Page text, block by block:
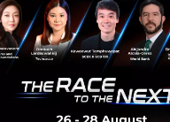
ของการดำเนินธุรกิจที่ถูก
นปี 2567 ที่ผ่านมาผลกา
วามโปร่งใส (ITA) อยู่ที่
ลระบบบริหารจัดการความ
ม” จากสำนักงานคณะกร